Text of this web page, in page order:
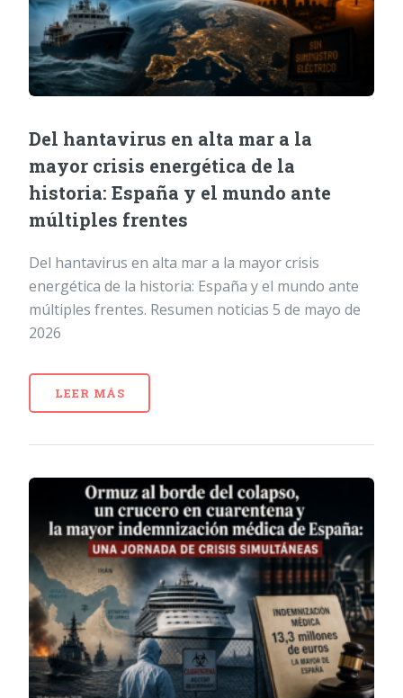
Del hantavirus en alta mar a la
mayor crisis energética de la
historia: España y el mundo ante
múltiples frentes
Del hantavirus en alta mar a la mayor crisis
energética de la historia: España y el mundo ante
múltiples frentes. Resumen noticias 5 de mayo de
2026
LEER MÁS